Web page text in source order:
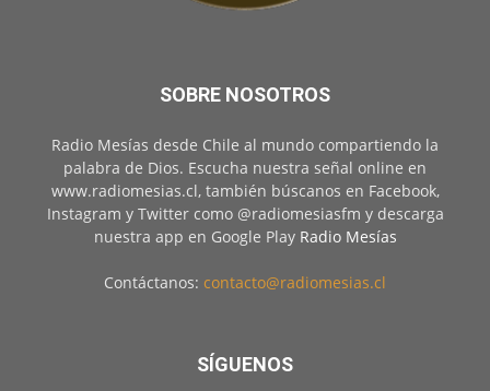
SOBRE NOSOTROS
Radio Mesías desde Chile al mundo compartiendo la
palabra de Dios. Escucha nuestra señal online en
www.radiomesias.cl, también búscanos en Facebook,
Instagram y Twitter como @radiomesiasfm y descarga
nuestra app en Google Play Radio Mesías
Contáctanos: contacto@radiomesias.cl
SÍGUENOS